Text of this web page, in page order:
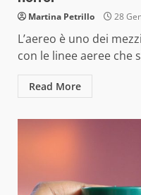
Martina Petrillo 28
L’aereo è uno dei
con le linee aeree che
Read More